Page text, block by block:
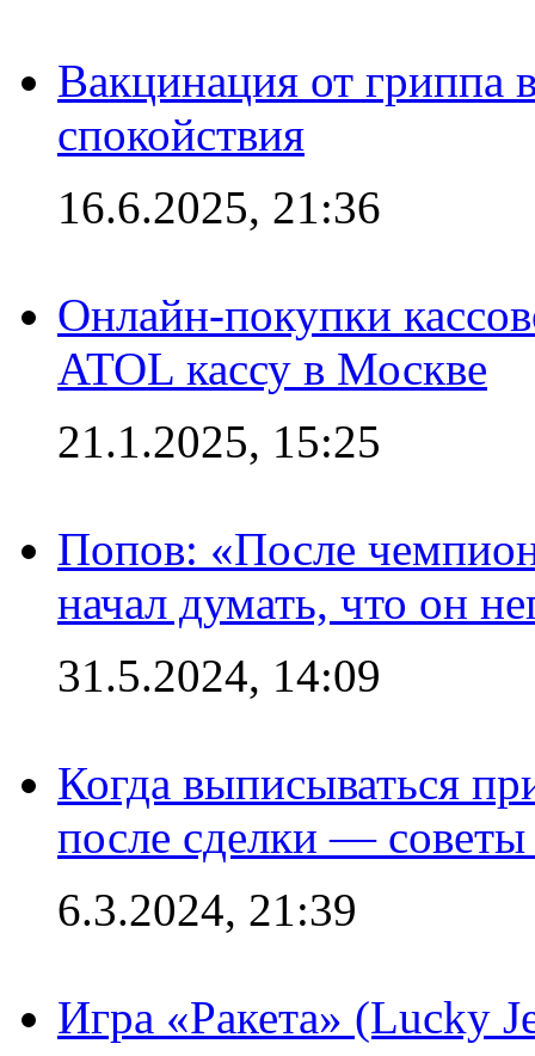
Вакцинация от гриппа
спокойствия
16.6.2025, 21:36
Онлайн-покупки
ATOL кассу в Москве
21.1.2025, 15:25
Попов: «После
начал думать, что он
31.5.2024, 14:09
Когда выписываться
после сделки —
6.3.2024, 21:39
Игра «Ракета» (Lucky